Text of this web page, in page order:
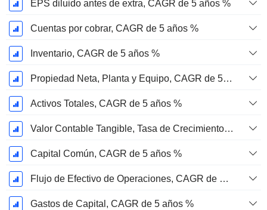
EPS diluido antes de extra, CAGR de 5 años %
Cuentas por cobrar, CAGR de 5 años %
Inventario, CAGR de 5 años %
Propiedad Neta, Planta y Equipo, CAGR de 5 años %
Activos Totales, CAGR de 5 años %
Valor Contable Tangible, Tasa de Crecimiento Anual Compuesta de 5 Años %
Capital Común, CAGR de 5 años %
Flujo de Efectivo de Operaciones, CAGR de 5 Años %
Gastos de Capital, CAGR de 5 años %